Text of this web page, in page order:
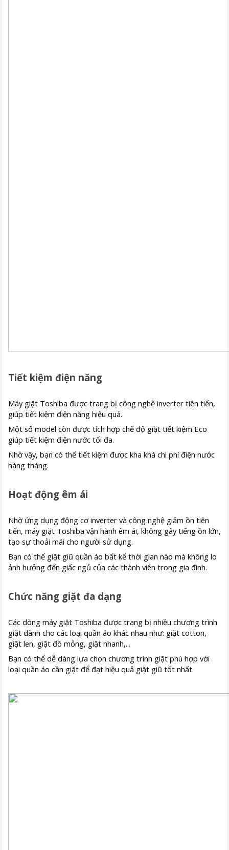
Tiết kiệm điện năng
Máy giặt Toshiba được trang bị công nghệ inverter tiên tiến,
giúp tiết kiệm điện năng hiệu quả.
Một số model còn được tích hợp chế độ giặt tiết kiệm Eco
giúp tiết kiệm điện nước tối đa.
Nhờ vậy, bạn có thể tiết kiệm được kha khá chi phí điện nước
hàng tháng.
Hoạt động êm ái
Nhờ ứng dụng động cơ inverter và công nghệ giảm ồn tiên
tiến, máy giặt Toshiba vận hành êm ái, không gây tiếng ồn lớn,
tạo sự thoải mái cho người sử dụng.
Bạn có thể giặt giũ quần áo bất kể thời gian nào mà không lo
ảnh hưởng đến giấc ngủ của các thành viên trong gia đình.
Chức năng giặt đa dạng
Các dòng máy giặt Toshiba được trang bị nhiều chương trình
giặt dành cho các loại quần áo khác nhau như: giặt cotton,
giặt len, giặt đồ mỏng, giặt nhanh,...
Bạn có thể dễ dàng lựa chọn chương trình giặt phù hợp với
loại quần áo cần giặt để đạt hiệu quả giặt giũ tốt nhất.